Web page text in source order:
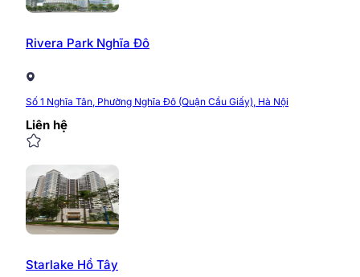
Rivera Park Nghĩa Đô
Số 1 Nghĩa Tân, Phường Nghĩa Đô (Quận Cầu Giấy), Hà Nội
Liên hệ
Starlake Hồ Tây